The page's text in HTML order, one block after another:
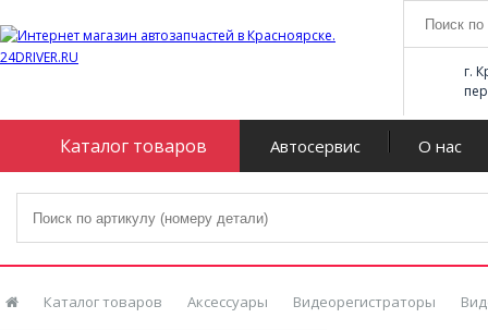
г.
Каталог товаров Автосервис О нас
Каталог товаров Аксессуары Видеорегистраторы